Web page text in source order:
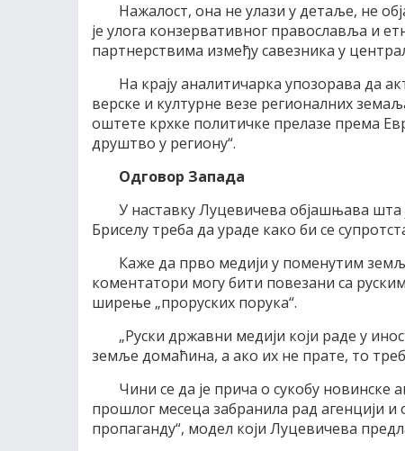
Нажалост, она не улази у детаље, не
је улога конзервативног православља и
партнерствима између савезника у
На крају аналитичарка упозорава да
верске и културне везе регионалних
оштете крхке политичке прелазе према
друштво у региону“.
Одговор Запада
У наставку Луцевичева објашњава
Бриселу треба да ураде како би се
Каже да прво медији у поменутим
коментатори могу бити повезани са
ширење „проруских порука“.
„Руски државни медији који раде у
земље домаћина, а ако их не прате, то
Чини се да је прича о сукобу новинске
прошлог месеца забранила рад агенцији
пропаганду“, модел који Луцевичева